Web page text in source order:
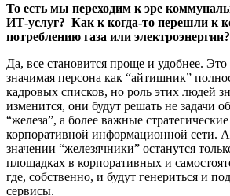
То есть мы переходим к эре
ИТ-услуг? Как к когда-то перешли к
потреблению газа или электроэнергии?
Да, все становится проще и удобнее. Это
значимая персона как “айтишник”
кадровых списков, но роль этих людей
изменится, они будут решать не задачи
“железа”, а более важные
корпоративной информационной сети.
значении “железячники” останутся
площадках в корпоративных и
где, собственно, и будут генериться и
сервисы.